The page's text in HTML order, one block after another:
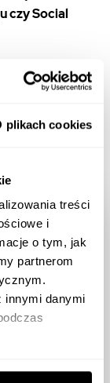
plikach cookies
treści
i
o tym, jak
partnerom
innymi danymi
czy Social
na
w